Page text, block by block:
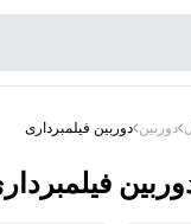
دوربین دوربین فیلمبرداری